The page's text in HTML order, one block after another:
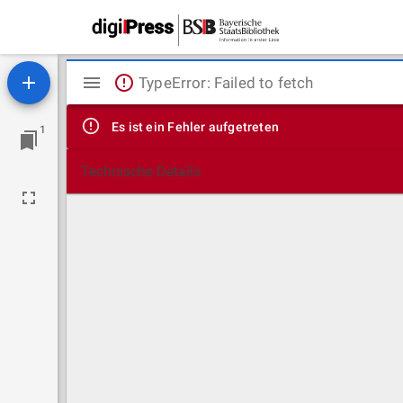
1
Mirador
Viewer
TypeError: Failed to fetch
Es ist ein Fehler aufgetreten
Technische Details